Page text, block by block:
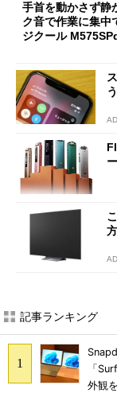
手首を動かさず静
ク音で作業に集中
ジクール
記事ランキング
「
外観